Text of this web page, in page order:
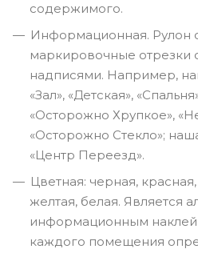
содержимого.
Информационная. Рулон
маркировочные отрезки
надписями. Например,
«Зал», «Детская»,
«Осторожно Хрупкое»,
«Осторожно Стекло»;
«Центр Переезд».
Цветная: черная,
желтая, белая. Является
информационным
каждого помещения